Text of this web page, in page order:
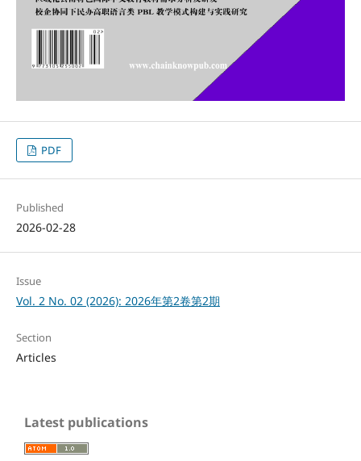
PDF
Published
2026-02-28
Issue
Vol. 2 No. 02 (2026): 2026年第2卷第2期
Section
Articles
Latest publications